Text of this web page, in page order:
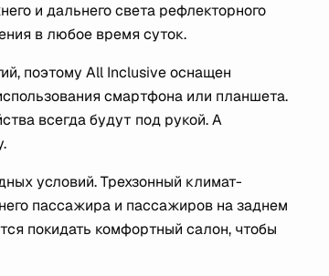
и дальнего света рефлекторного
в любое время суток.
поэтому All Inclusive оснащен
смартфона или планшета.
всегда будут под рукой. А
условий. Трехзонный климат-
пассажира и пассажиров на заднем
покидать комфортный салон, чтобы